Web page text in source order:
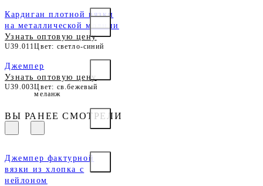
Кардиган плотной вязки
на металлической молнии
Узнать оптовую цену
U39.011Цвет: светло-синий
Джемпер
Узнать оптовую цену
U39.003Цвет: св.бежевый
меланж
ВЫ РАНЕЕ СМОТРЕЛИ
Джемпер фактурной
вязки из хлопка с
нейлоном